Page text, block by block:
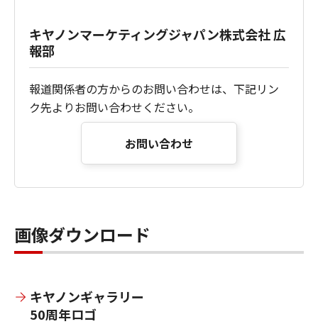
キヤノンマーケティングジャパン株式会社 広
報部
報道関係者の方からのお問い合わせは、下記リン
ク先よりお問い合わせください。
お問い合わせ
画像ダウンロード
キヤノンギャラリー
50周年ロゴ